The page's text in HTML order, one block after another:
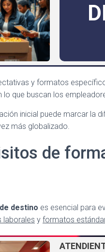
y formatos
lo que buscan los
inicial puede marcar la
más globalizado.
de
destino es esencial para
laborales y formatos